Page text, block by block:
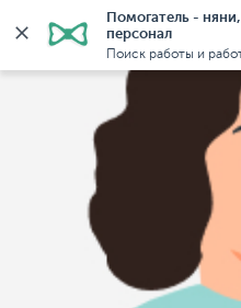
Помогатель -
персонал
Поиск работы и
Главная Няни Няни